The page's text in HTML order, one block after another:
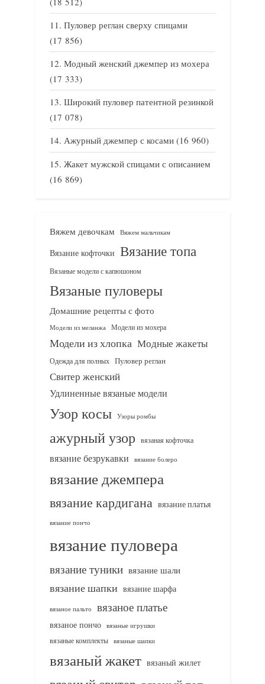
Пуловер реглан сверху спицами
(17 856)
Модный женский джемпер из мохера
(17 333)
Широкий пуловер патентной резинкой
(17 078)
Ажурный джемпер с косами (16 960)
Жакет мужской спицами с описанием
(16 869)
Вяжем девочкам Вяжем мальчикам
Вязание кофточки Вязание топа
Вязаные модели с капюшоном
Вязаные пуловеры
Домашние рецепты с фото
Модели из меланжа Модели из мохера
Модели из хлопка Модные жакеты
Одежда для полных Пуловер реглан
Свитер женский
Удлиненные вязаные модели
Узор косы Узоры ромбы
ажурный узор вязаная кофточка
вязание безрукавки вязание болеро
вязание джемпера
вязание кардигана вязание платья
вязание пончо
вязание пуловера
вязание туники вязание шали
вязание шапки вязание шарфа
вязаное пальто вязаное платье
вязаное пончо вязаные игрушки
вязаные комплекты
вязаные шапки
вязаный жакет вязаный жилет